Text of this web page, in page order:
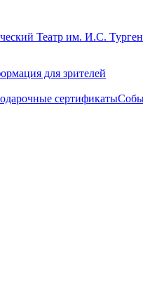
для зрителей
сертификаты